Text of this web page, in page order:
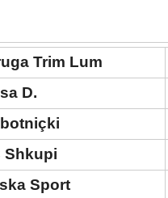
Trim Lum
D.
Shkupi
Sport